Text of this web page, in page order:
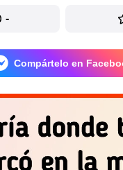
-
Compártelo en